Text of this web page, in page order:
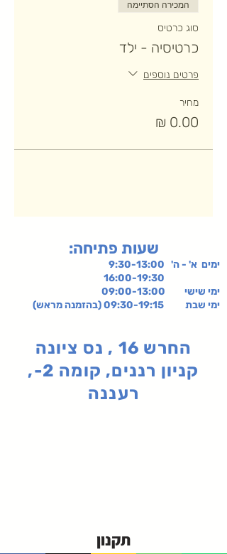
המכירה הסתיימה
סוג כרטיס
כרטיסיה - ילד
פרטים נוספים
מחיר
:שעות פתיחה
ימים א' - ה' 9:30-13:00
ימי שישי 09:00-13:00
ימי שבת 09:30-19:15 (בהזמנה מראש)
החרש 16 , נס ציונה
קניון רננים, קומה 2-,
רעננה
תקנון